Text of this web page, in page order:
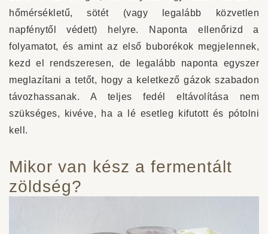
hőmérsékletű, sötét (vagy legalább közvetlen
napfénytől védett) helyre. Naponta ellenőrizd a
folyamatot, és amint az első buborékok megjelennek,
kezd el rendszeresen, de legalább naponta egyszer
meglazítani a tetőt, hogy a keletkező gázok szabadon
távozhassanak. A teljes fedél eltávolítása nem
szükséges, kivéve, ha a lé esetleg kifutott és pótolni
kell.
Mikor van kész a fermentált
zöldség?